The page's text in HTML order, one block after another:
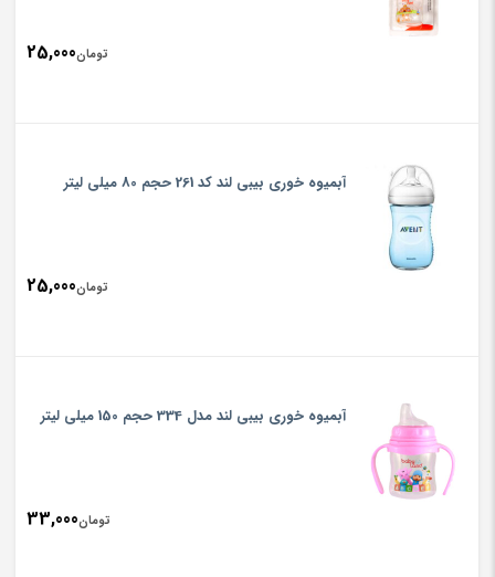
تومان25,000
آبمیوه خوری بیبی لند کد 261 حجم 80 میلی لیتر
تومان25,000
آبمیوه خوری بیبی لند مدل 334 حجم 150 میلی لیتر
تومان33,000